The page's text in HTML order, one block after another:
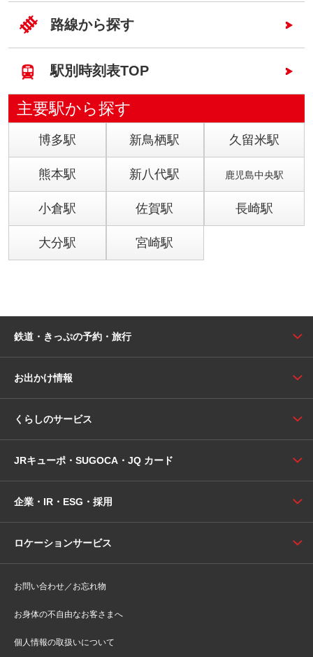
路線から探す
駅別時刻表TOP
主要駅から探す
博多駅 新鳥栖駅 久留米駅
熊本駅 新八代駅 鹿児島中央駅
小倉駅 佐賀駅 長崎駅
大分駅 宮崎駅
鉄道・きっぷの予約・旅行
お出かけ情報
くらしのサービス
JRキューポ・SUGOCA・JQ カード
企業・IR・ESG・採用
ロケーションサービス
お問い合わせ／お忘れ物
お身体の不自由なお客さまへ
個人情報の取扱いについて